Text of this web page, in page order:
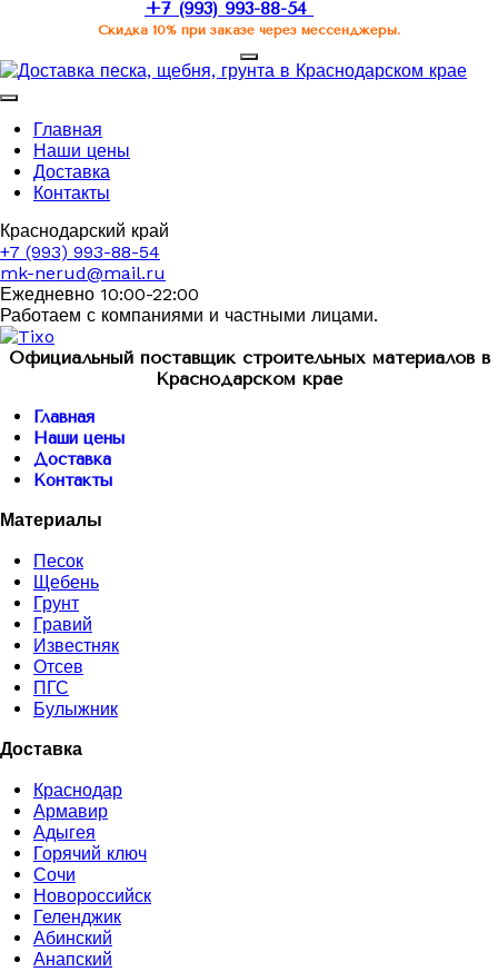
+7 (993) 993-88-54
Скидка 10% при заказе через мессенджеры.
Главная
Наши цены
Доставка
Контакты
Краснодарский край
+7 (993) 993-88-54
mk-nerud@mail.ru
Ежедневно 10:00-22:00
Работаем с компаниями и частными лицами.
Официальный поставщик строительных материалов в
Краснодарском крае
Главная
Наши цены
Доставка
Контакты
Материалы
Песок
Щебень
Грунт
Гравий
Известняк
Отсев
ПГС
Булыжник
Доставка
Краснодар
Армавир
Адыгея
Горячий ключ
Сочи
Новороссийск
Геленджик
Абинский
Анапский